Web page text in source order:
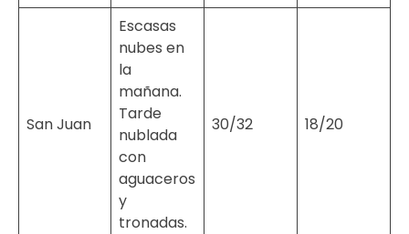
San Juan
Escasas
nubes en
la
mañana.
Tarde
nublada
con
aguaceros
y
tronadas.
30/32 18/20